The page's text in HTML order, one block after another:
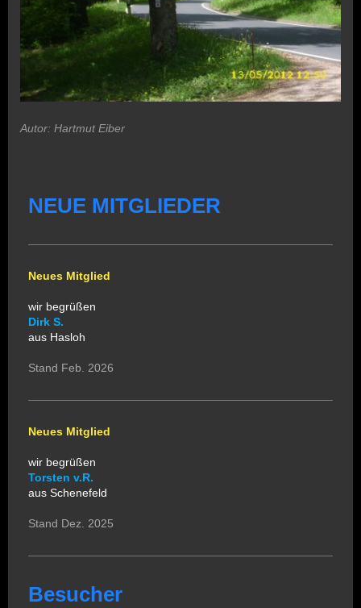
Autor: Hartmut Eiber
NEUE MITGLIEDER
Neues Mitglied
wir begrüßen
Dirk S.
aus Hasloh
Stand Feb. 2026
Neues Mitglied
wir begrüßen
Torsten v.R.
aus Schenefeld
Stand Dez. 2025
Besucher